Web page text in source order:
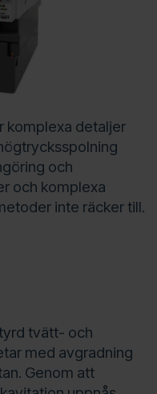
komplexa detaljer
och
och komplexa
inte räcker till.
tvätt- och
med avgradning
Genom att